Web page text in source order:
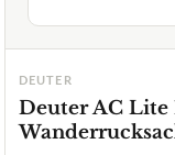
DEUTER
Deuter AC Lite